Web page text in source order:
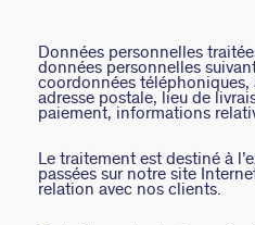
Données personnelles
données personnelles
coordonnées téléphoniques,
adresse postale, lieu de
paiement, informations
Le traitement est destiné à
passées sur notre site
relation avec nos clients.